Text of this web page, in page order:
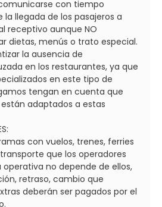
con tiempo
llegada de los pasajeros a
receptivo aunque NO
dietas, menús o trato especial.
la ausencia de
en los restaurantes, ya que
en este tipo de
tengan en cuenta que
adaptados a estas
con vuelos, trenes, ferries
que los operadores
no depende de ellos,
retraso, cambio que
deberán ser pagados por el